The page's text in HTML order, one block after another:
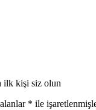
kişi siz olun
* ile